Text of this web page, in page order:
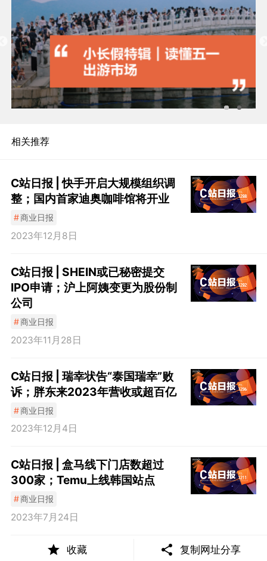
相关推荐
C站日报 | 快手开启大规模组织调
整；国内首家迪奥咖啡馆将开业
#商业日报
2023年12月8日
C站日报 | SHEIN或已秘密提交
IPO申请；沪上阿姨变更为股份制
公司
#商业日报
2023年11月28日
C站日报 | 瑞幸状告“泰国瑞幸”败
诉；胖东来2023年营收或超百亿
#商业日报
2023年12月4日
C站日报 | 盒马线下门店数超过
300家；Temu上线韩国站点
#商业日报
2023年7月24日
收藏 复制网址分享